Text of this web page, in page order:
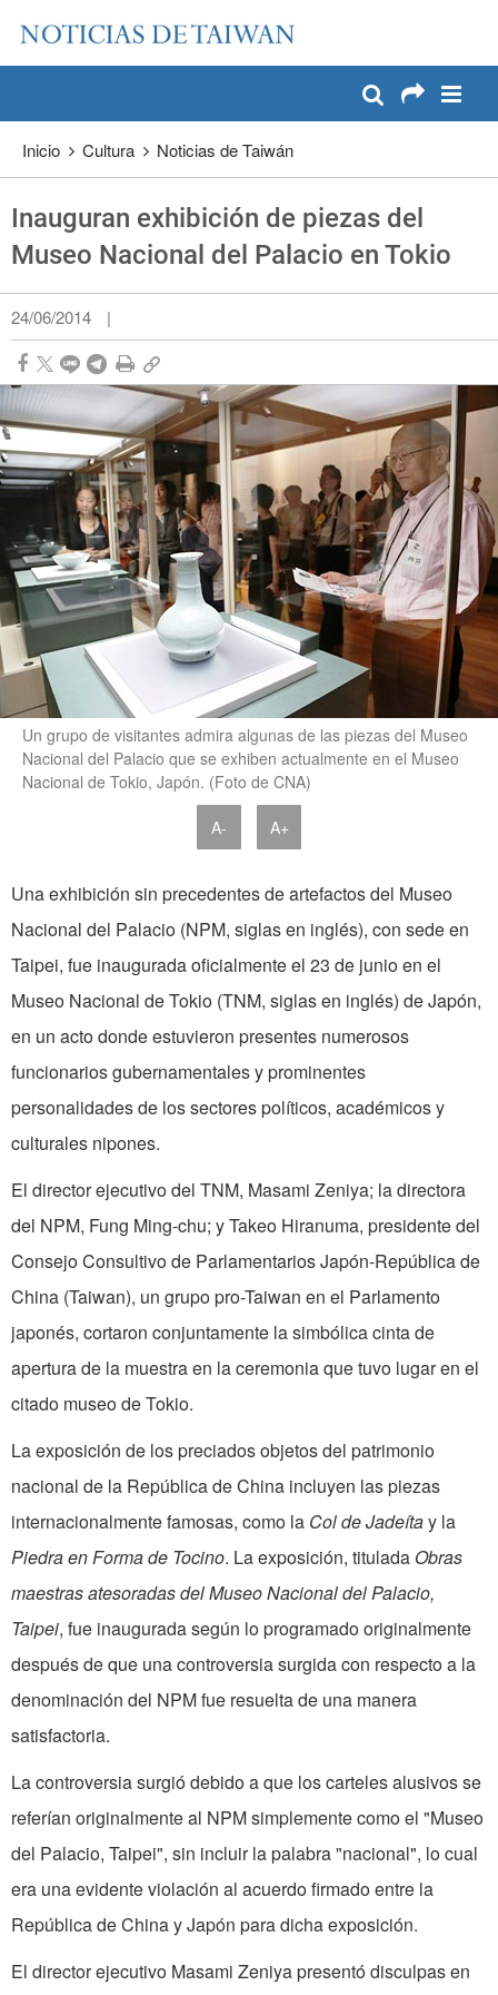
Pase a contenido principal
Inicio Cultura Noticias de Taiwán
Inauguran exhibición de piezas del
Museo Nacional del Palacio en Tokio
24/06/2014 |
Un grupo de visitantes admira algunas de las piezas del Museo
Nacional del Palacio que se exhiben actualmente en el Museo
Nacional de Tokio, Japón. (Foto de CNA)
A- A+
Una exhibición sin precedentes de artefactos del Museo
Nacional del Palacio (NPM, siglas en inglés), con sede en
Taipei, fue inaugurada oficialmente el 23 de junio en el
Museo Nacional de Tokio (TNM, siglas en inglés) de Japón,
en un acto donde estuvieron presentes numerosos
funcionarios gubernamentales y prominentes
personalidades de los sectores políticos, académicos y
culturales nipones.
El director ejecutivo del TNM, Masami Zeniya; la directora
del NPM, Fung Ming-chu; y Takeo Hiranuma, presidente del
Consejo Consultivo de Parlamentarios Japón-República de
China (Taiwan), un grupo pro-Taiwan en el Parlamento
japonés, cortaron conjuntamente la simbólica cinta de
apertura de la muestra en la ceremonia que tuvo lugar en el
citado museo de Tokio.
La exposición de los preciados objetos del patrimonio
nacional de la República de China incluyen las piezas
internacionalmente famosas, como la Col de Jadeítay la
Piedra en Forma de Tocino. La exposición, titulada Obras
maestras atesoradas del Museo Nacional del Palacio,
Taipei, fue inaugurada según lo programado originalmente
después de que una controversia surgida con respecto a la
denominación del NPM fue resuelta de una manera
satisfactoria.
La controversia surgió debido a que los carteles alusivos se
referían originalmente al NPM simplemente como el "Museo
del Palacio, Taipei", sin incluir la palabra "nacional", lo cual
era una evidente violación al acuerdo firmado entre la
República de China y Japón para dicha exposición.
El director ejecutivo Masami Zeniya presentó disculpas en